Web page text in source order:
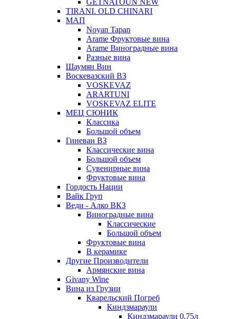
GETNATOUN NEW
TIRANI. OLD CHINARI
МАП
Noyan Tapan
Arame Фруктовые вина
Arame Виноградные вина
Разные вина
Шаумян Вин
Воскевазский ВЗ
VOSKEVAZ
ARARTUNI
VOSKEVAZ ELITE
МЕЦ СЮНИК
Классика
Большой объем
Гиневан ВЗ
Классические вина
Большой объем
Сувенирные вина
Фруктовые вина
Гордость Нации
Вайк Груп
Веди - Алко ВКЗ
Виноградные вина
Классические
Большой объем
Фруктовые вина
В керамике
Другие Производители
Армянские вина
Givany Wine
Вина из Грузии
Кварельский Погреб
Киндзмараули
Киндзмараули 0,75л